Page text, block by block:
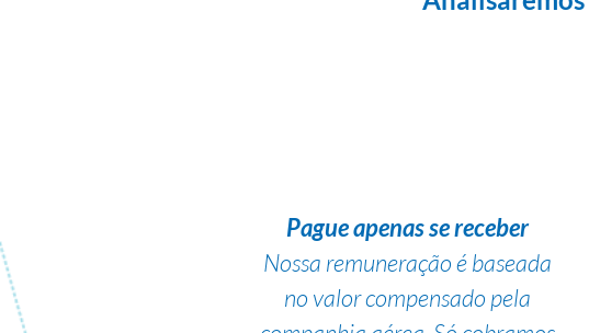
Pague apenas se receber
Nossa remuneração é baseada
no valor compensado pela